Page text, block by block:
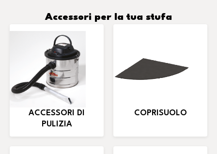
Accessori per la tua stufa
ACCESSORI DI
PULIZIA
COPRISUOLO